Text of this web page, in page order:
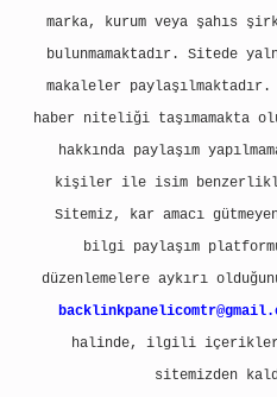
marka, kurum veya şahıs
bulunmamaktadır. Sitede
makaleler
haber niteliği taşımamakta
hakkında paylaşım
kişiler ile isim
Sitemiz, kar amacı
bilgi paylaşım
düzenlemelere aykırı
halinde, ilgili içerikler
sitemizden